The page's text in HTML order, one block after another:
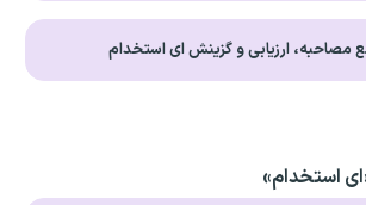
مصاحبه، ارزیابی و گزینش ای استخدام
استخدام»